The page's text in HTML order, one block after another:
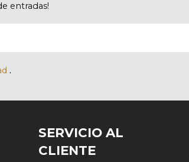
entradas!
.
SERVICIO AL
CLIENTE